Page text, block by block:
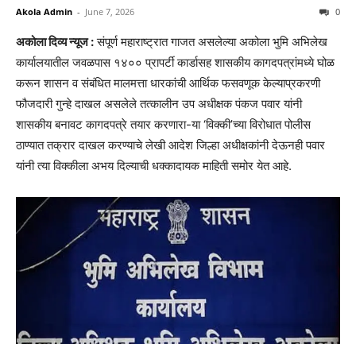
Akola Admin - June 7, 2026 0
अकोला दिव्य न्यूज :संपूर्ण महाराष्ट्रात गाजत असलेल्या अकोला भुमि अभिलेख
कार्यालयातील जवळपास १४०० प्रापर्टी कार्डासह शासकीय कागदपत्रांमध्ये घोळ
करून शासन व संबंधित मालमत्ता धारकांची आर्थिक फसवणूक केल्याप्रकरणी
फौजदारी गुन्हे दाखल असलेले तत्कालीन उप अधीक्षक पंकज पवार यांनी
शासकीय बनावट कागदपत्रे तयार करणारा-या ‘विक्की’च्या विरोधात पोलीस
ठाण्यात तक्रार दाखल करण्याचे लेखी आदेश जिल्हा अधीक्षकांनी देऊनही पवार
यांनी त्या विक्कीला अभय दिल्याची धक्कादायक माहिती समोर येत आहे.‌‌